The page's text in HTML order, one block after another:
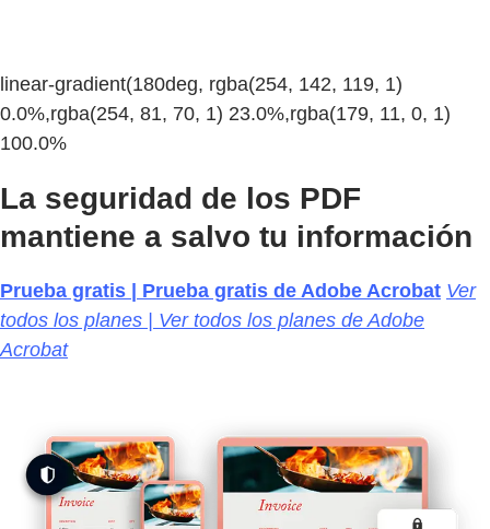
linear-gradient(180deg, rgba(254, 142, 119, 1)
0.0%,rgba(254, 81, 70, 1) 23.0%,rgba(179, 11, 0, 1)
100.0%
La seguridad de los PDF
mantiene a salvo tu información
Prueba gratis | Prueba gratis de Adobe Acrobat Ver
todos los planes | Ver todos los planes de Adobe
Acrobat